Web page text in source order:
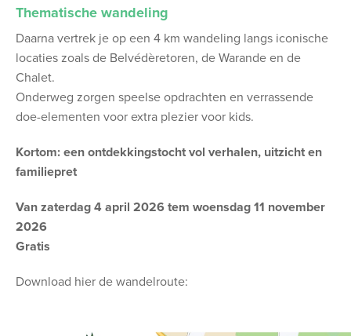
Thematische wandeling
Daarna vertrek je op een 4 km wandeling langs iconische
locaties zoals de Belvédèretoren, de Warande en de
Chalet.
Onderweg zorgen speelse opdrachten en verrassende
doe-elementen voor extra plezier voor kids.
Kortom: een ontdekkingstocht vol verhalen, uitzicht en
familiepret
Van zaterdag 4 april 2026 tem woensdag 11 november
2026
Gratis
Download hier de wandelroute: